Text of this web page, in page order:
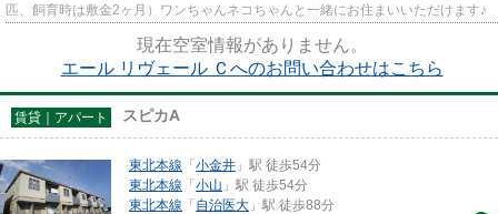
匹、飼育時は敷金2ヶ月）ワンちゃんネコちゃんと一緒にお住まいいただけます♪
現在空室情報がありません。
エール リヴェール Ｃへのお問い合わせはこちら
賃貸｜アパート スピカA
東北本線 「小金井 」駅 徒歩54分
東北本線 「小山 」駅 徒歩54分
東北本線 「自治医大 」駅 徒歩88分